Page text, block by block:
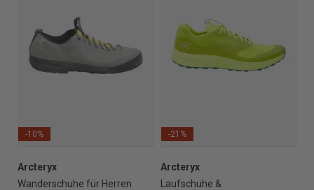
-10%
Arcteryx
Wanderschuhe für Herren
-21%
Arcteryx
Laufschuhe &